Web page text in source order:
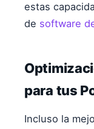
estas
de software
para tus
Incluso la